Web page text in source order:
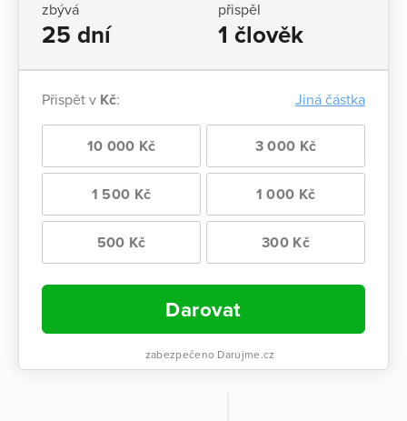
zbývá
25 dní
přispěl
1 člověk
Přispět v Kč: Jiná částka
10 000 Kč 3 000 Kč
1 500 Kč 1 000 Kč
500 Kč 300 Kč
Darovat
zabezpečeno Darujme.cz